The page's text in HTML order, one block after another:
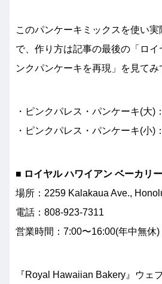
このパンケーキミックスを使い
で、作り方は記事の最後の「ロ
ンクパンケーキを再現」を見てみ
・ピンクパレス・パンケーキ(大)
・ピンクパレス・パンケーキ(小)
■ ロイヤル ハワイアン ベーカリー
場所：2259 Kalakaua Ave.,
電話：808-923-7311
営業時間：7:00〜16:00(年中無休)
『Royal Hawaiian Bakery』ウェ